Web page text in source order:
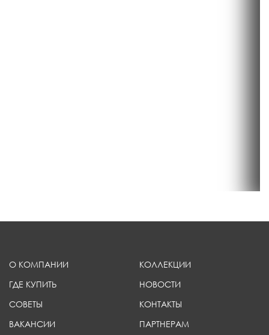
О КОМПАНИИ
КОЛЛЕКЦИИ
ГДЕ КУПИТЬ
НОВОСТИ
СОВЕТЫ
КОНТАКТЫ
ВАКАНСИИ
ПАРТНЕРАМ